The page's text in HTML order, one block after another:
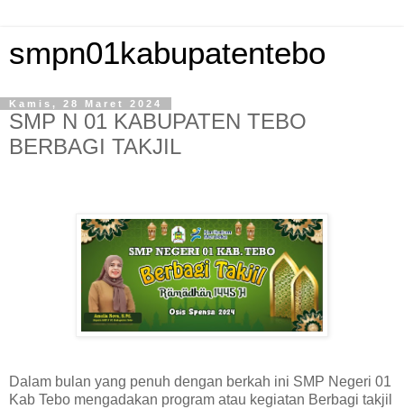
smpn01kabupatentebo
Kamis, 28 Maret 2024
SMP N 01 KABUPATEN TEBO
BERBAGI TAKJIL
Dalam bulan yang penuh dengan berkah ini SMP Negeri 01
Kab Tebo mengadakan program atau kegiatan Berbagi takjil